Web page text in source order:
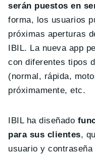
serán puestos en
forma, los usuarios
próximas aperturas
IBIL. La nueva app
con diferentes tipos
(normal, rápida,
próximamente, etc.
IBIL ha diseñado
para sus clientes,
usuario y